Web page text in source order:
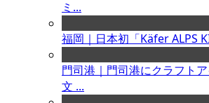
ミ...
福岡｜日本初「Käfer ALPS
門司港｜門司港にクラフト
文 ...